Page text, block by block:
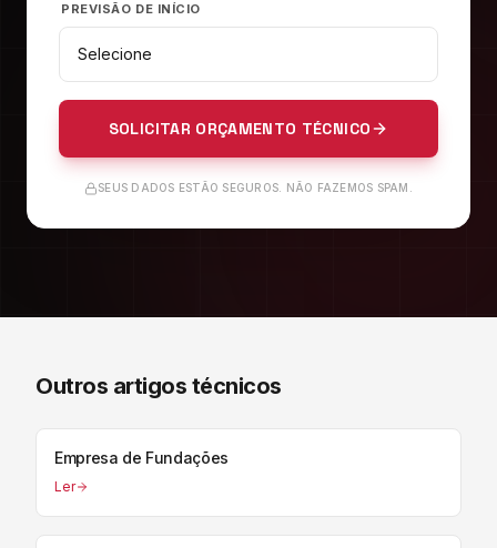
PREVISÃO DE INÍCIO
SOLICITAR ORÇAMENTO TÉCNICO
SEUS DADOS ESTÃO SEGUROS. NÃO FAZEMOS SPAM.
Outros artigos técnicos
Empresa de Fundações
Ler